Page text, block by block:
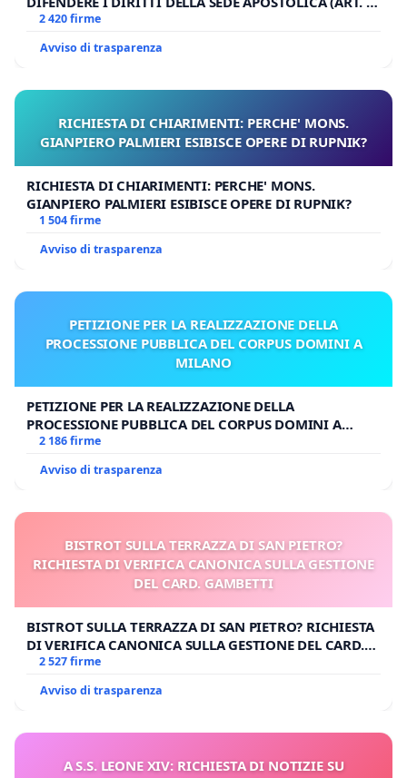
UDG)
2 420 firme
Avviso di trasparenza
RICHIESTA DI CHIARIMENTI: PERCHE' MONS.
GIANPIERO PALMIERI ESIBISCE OPERE DI RUPNIK?
RICHIESTA DI CHIARIMENTI: PERCHE' MONS.
GIANPIERO PALMIERI ESIBISCE OPERE DI RUPNIK?
1 504 firme
Avviso di trasparenza
PETIZIONE PER LA REALIZZAZIONE DELLA
PROCESSIONE PUBBLICA DEL CORPUS DOMINI A
MILANO
PETIZIONE PER LA REALIZZAZIONE DELLA
PROCESSIONE PUBBLICA DEL CORPUS DOMINI A
MILANO
2 186 firme
Avviso di trasparenza
BISTROT SULLA TERRAZZA DI SAN PIETRO?
RICHIESTA DI VERIFICA CANONICA SULLA GESTIONE
DEL CARD. GAMBETTI
BISTROT SULLA TERRAZZA DI SAN PIETRO? RICHIESTA
DI VERIFICA CANONICA SULLA GESTIONE DEL CARD.
GAMBETTI
2 527 firme
Avviso di trasparenza
A S.S. LEONE XIV: RICHIESTA DI NOTIZIE SU